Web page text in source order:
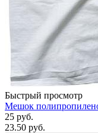
Быстрый просмотр
Мешок
25 руб.
23.50 руб.